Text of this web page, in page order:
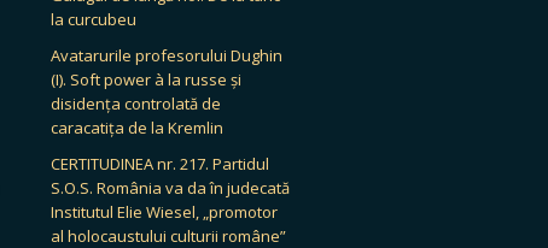
la curcubeu
Avatarurile profesorului Dughin
(I). Soft power à la russe și
disidența controlată de
caracatița de la Kremlin
CERTITUDINEA nr. 217. Partidul
S.O.S. România va da în judecată
Institutul Elie Wiesel, „promotor
al holocaustului culturii române”